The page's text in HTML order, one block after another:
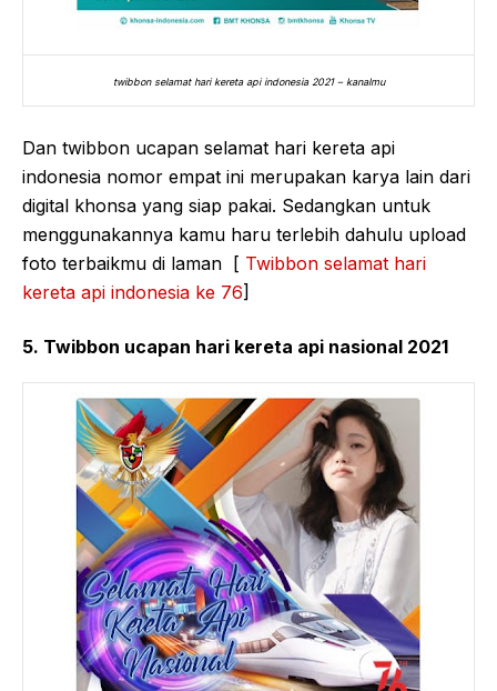
twibbon selamat hari kereta api indonesia 2021 – kanalmu
Dan twibbon ucapan selamat hari kereta api
indonesia nomor empat ini merupakan karya lain dari
digital khonsa yang siap pakai. Sedangkan untuk
menggunakannya kamu haru terlebih dahulu upload
foto terbaikmu di laman [ Twibbon selamat hari
kereta api indonesia ke 76]
5. Twibbon ucapan hari kereta api nasional 2021